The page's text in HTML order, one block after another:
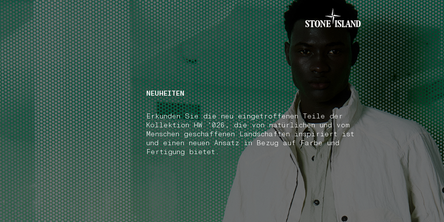
NAVIGATION.ARIA.GOTOMAINCONTENT
NAVIGATION.ARIA.GOTOFOOTER
NEUHEITEN
Erkunden Sie die neu eingetroffenen Teile der
Kollektion HW '026, die von natürlichen und vom
Menschen geschaffenen Landschaften inspiriert ist
und einen neuen Ansatz in Bezug auf Farbe und
Fertigung bietet.